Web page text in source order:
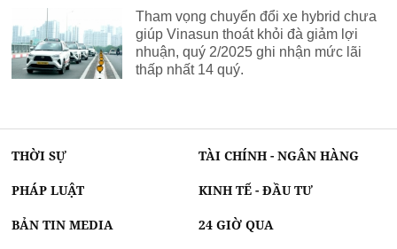
Tham vọng chuyển đổi xe hybrid chưa
giúp Vinasun thoát khỏi đà giảm lợi
nhuận, quý 2/2025 ghi nhận mức lãi
thấp nhất 14 quý.
THỜI SỰ TÀI CHÍNH - NGÂN HÀNG
PHÁP LUẬT KINH TẾ - ĐẦU TƯ
BẢN TIN MEDIA 24 GIỜ QUA